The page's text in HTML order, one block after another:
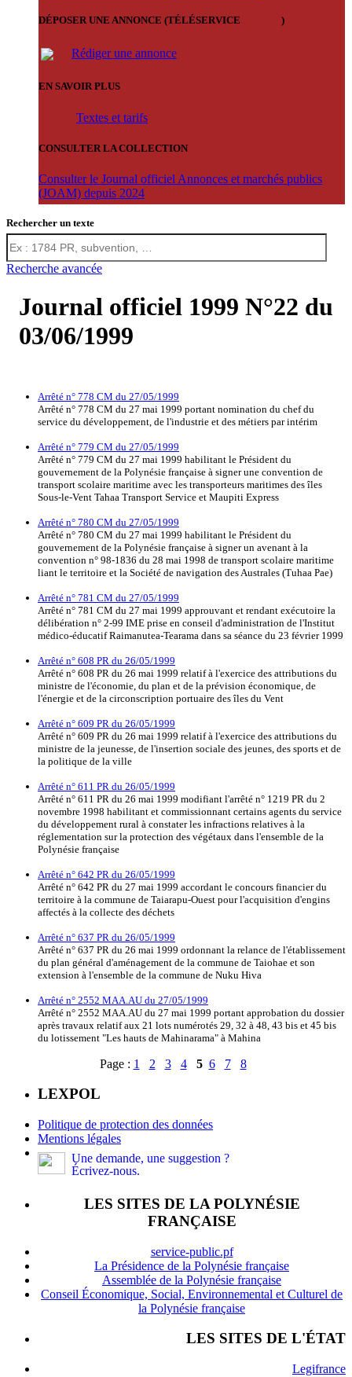
DÉPOSER UNE ANNONCE (TÉLÉSERVICE )
Rédiger une annonce
EN SAVOIR PLUS
Textes et tarifs
CONSULTER LA COLLECTION
Consulter le Journal officiel Annonces et marchés publics
(JOAM) depuis 2024
Rechercher un texte
Recherche avancée
Journal officiel 1999 N°22 du
03/06/1999
Arrêté n° 778 CM du 27/05/1999
Arrêté n° 778 CM du 27 mai 1999 portant nomination du chef du
service du développement, de l'industrie et des métiers par intérim
Arrêté n° 779 CM du 27/05/1999
Arrêté n° 779 CM du 27 mai 1999 habilitant le Président du
gouvernement de la Polynésie française à signer une convention de
transport scolaire maritime avec les transporteurs maritimes des îles
Sous-le-Vent Tahaa Transport Service et Maupiti Express
Arrêté n° 780 CM du 27/05/1999
Arrêté n° 780 CM du 27 mai 1999 habilitant le Président du
gouvernement de la Polynésie française à signer un avenant à la
convention n° 98-1836 du 28 mai 1998 de transport scolaire maritime
liant le territoire et la Société de navigation des Australes (Tuhaa Pae)
Arrêté n° 781 CM du 27/05/1999
Arrêté n° 781 CM du 27 mai 1999 approuvant et rendant exécutoire la
délibération n° 2-99 IME prise en conseil d'administration de l'Institut
médico-éducatif Raimanutea-Tearama dans sa séance du 23 février 1999
Arrêté n° 608 PR du 26/05/1999
Arrêté n° 608 PR du 26 mai 1999 relatif à l'exercice des attributions du
ministre de l'économie, du plan et de la prévision économique, de
l'énergie et de la circonscription portuaire des îles du Vent
Arrêté n° 609 PR du 26/05/1999
Arrêté n° 609 PR du 26 mai 1999 relatif à l'exercice des attributions du
ministre de la jeunesse, de l'insertion sociale des jeunes, des sports et de
la politique de la ville
Arrêté n° 611 PR du 26/05/1999
Arrêté n° 611 PR du 26 mai 1999 modifiant l'arrêté n° 1219 PR du 2
novembre 1998 habilitant et commissionnant certains agents du service
du développement rural à constater les infractions relatives à la
réglementation sur la protection des végétaux dans l'ensemble de la
Polynésie française
Arrêté n° 642 PR du 26/05/1999
Arrêté n° 642 PR du 27 mai 1999 accordant le concours financier du
territoire à la commune de Taiarapu-Ouest pour l'acquisition d'engins
affectés à la collecte des déchets
Arrêté n° 637 PR du 26/05/1999
Arrêté n° 637 PR du 26 mai 1999 ordonnant la relance de l'établissement
du plan général d'aménagement de la commune de Taiohae et son
extension à l'ensemble de la commune de Nuku Hiva
Arrêté n° 2552 MAA.AU du 27/05/1999
Arrêté n° 2552 MAA.AU du 27 mai 1999 portant approbation du dossier
après travaux relatif aux 21 lots numérotés 29, 32 à 48, 43 bis et 45 bis
du lotissement "Les hauts de Mahinarama" à Mahina
Page : 1 2 3 4 5 6 7 8
LEXPOL
Politique de protection des données
Mentions légales
Une demande, une suggestion ?
Écrivez-nous.
LES SITES DE LA POLYNÉSIE
FRANÇAISE
service-public.pf
La Présidence de la Polynésie française
Assemblée de la Polynésie française
Conseil Économique, Social, Environnemental et Culturel de
la Polynésie française
LES SITES DE L'ÉTAT
Legifrance